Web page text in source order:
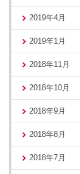
2019年4月
2019年1月
2018年11月
2018年10月
2018年9月
2018年8月
2018年7月